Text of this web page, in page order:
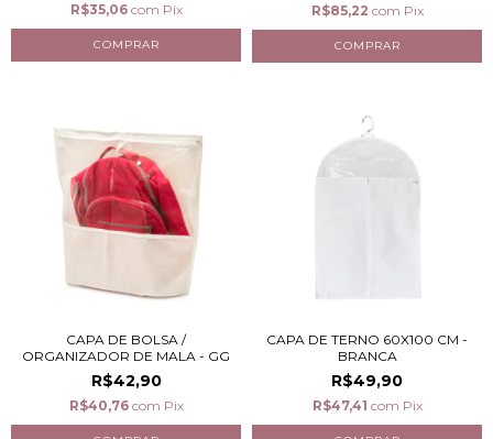
R$35,06 com Pix R$85,22 com Pix
CAPA DE BOLSA /
ORGANIZADOR DE MALA - GG
R$42,90
R$40,76 com Pix
CAPA DE TERNO 60X100 CM -
BRANCA
R$49,90
R$47,41 com Pix